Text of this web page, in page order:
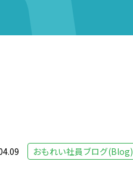
おもれい社員ブログ(Blog)